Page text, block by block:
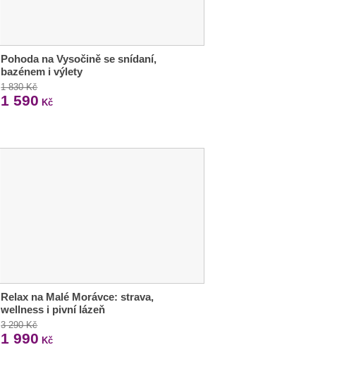
Pohoda na Vysočině se snídaní,
bazénem i výlety
1 830 Kč
1 590 Kč
Relax na Malé Morávce: strava,
wellness i pivní lázeň
3 290 Kč
1 990 Kč